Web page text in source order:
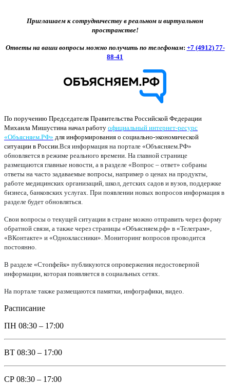
Приглашаем к сотрудничеству в реальном и виртуальном
пространстве!
Ответы на ваши вопросы можно получить по телефонам: +7 (4912) 77-
88-41
По поручению Председателя Правительства Российской Федерации
Михаила Мишустина начал работу официальный интернет-ресурс
«Объясняем.РФ» для информирования о социально-экономической
ситуации в России. Вся информация на портале «Объясняем.РФ»
обновляется в режиме реального времени. На главной странице
размещаются главные новости, а в разделе «Вопрос – ответ» собраны
ответы на часто задаваемые вопросы, например о ценах на продукты,
работе медицинских организаций, школ, детских садов и вузов, поддержке
бизнеса, банковских услугах. При появлении новых вопросов информация в
разделе будет обновляться.
Свои вопросы о текущей ситуации в стране можно отправить через форму
обратной связи, а также через страницы «Объясняем.рф» в «Телеграм»,
«ВКонтакте» и «Одноклассники». Мониторинг вопросов проводится
постоянно.
В разделе «Стопфейк» публикуются опровержения недостоверной
информации, которая появляется в социальных сетях.
На портале также размещаются памятки, инфографики, видео.
Расписание
ПН 08:30 – 17:00
ВТ 08:30 – 17:00
СР 08:30 – 17:00